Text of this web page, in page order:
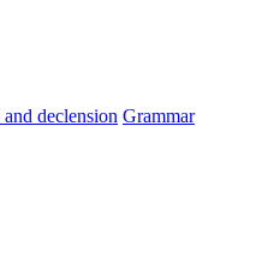
and declension Grammar